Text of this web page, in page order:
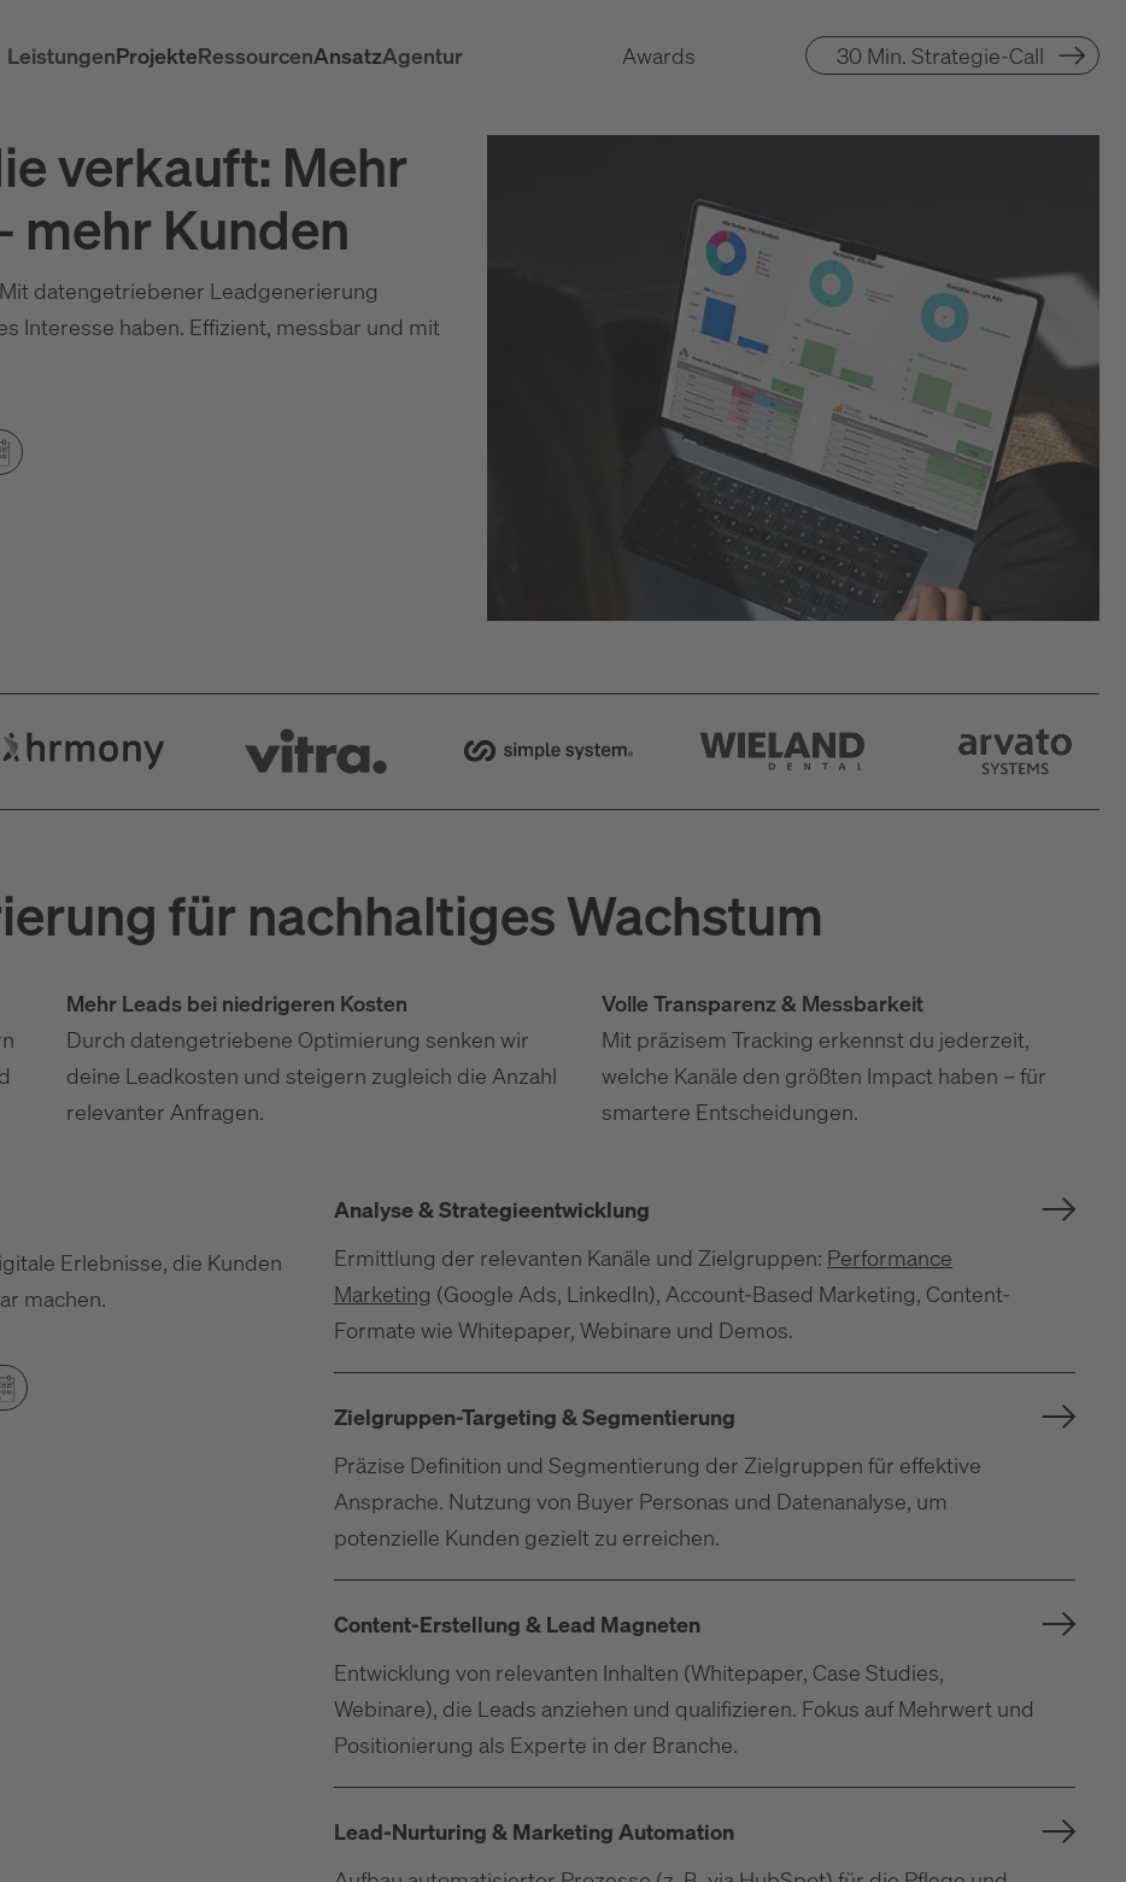
LeistungenProjekteRessourcenAnsatzAgentur Awards 30 Min. Strategie-Call
verkauft: Mehr
mehr Kunden
datengetriebener Leadgenerierung
Interesse haben. Effizient, messbar und mit
für nachhaltiges Wachstum
Mehr Leads bei niedrigeren Kosten
Durch datengetriebene Optimierung senken wir
deine Leadkosten und steigern zugleich die Anzahl
relevanter Anfragen.
Volle Transparenz & Messbarkeit
Mit präzisem Tracking erkennst du jederzeit,
welche Kanäle den größten Impact haben – für
smartere Entscheidungen.
Erlebnisse, die Kunden
machen.
Analyse & Strategieentwicklung
Ermittlung der relevanten Kanäle und Zielgruppen: Performance
Marketing (Google Ads, LinkedIn), Account-Based Marketing, Content-
Formate wie Whitepaper, Webinare und Demos.
Zielgruppen-Targeting & Segmentierung
Präzise Definition und Segmentierung der Zielgruppen für effektive
Ansprache. Nutzung von Buyer Personas und Datenanalyse, um
potenzielle Kunden gezielt zu erreichen.
Content-Erstellung & Lead Magneten
Entwicklung von relevanten Inhalten (Whitepaper, Case Studies,
Webinare), die Leads anziehen und qualifizieren. Fokus auf Mehrwert und
Positionierung als Experte in der Branche.
Lead-Nurturing & Marketing Automation